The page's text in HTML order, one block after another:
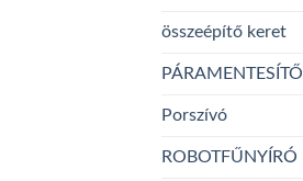
összeépítő keret
PÁRAMENTESÍTŐ
Porszívó
ROBOTFŰNYÍRÓ